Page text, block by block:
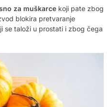
za muškarce koji pate zbog
blokira pretvaranje
se taloži u prostati i zbog čega